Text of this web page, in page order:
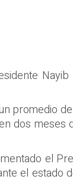
Nayib
promedio
dos meses
el
el estado